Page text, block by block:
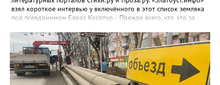
взял короткое интервью у включённого в этот список земляка
под псевдонимом Евраз Косотур. - Прежде всего, что это за
«Русь моя» ежегодная, её вручают в канун дня рождения
великого русского поэта. Я о ней узнал на сайте стихи.ру,
подал заявку, особо ни на что не рассчитывая. А потом мне
позвонили, сказали, что я подхожу. - Как давно пишете и о чём?
- Пишу давно, но обычно кидал в стол или отправлял
знакомым, друзьям. С 2024 года публикую на Author.Today, с